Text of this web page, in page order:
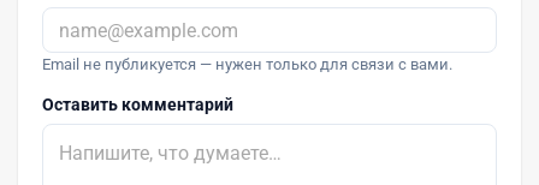
Email не публикуется — нужен только для связи с вами.
Оставить комментарий